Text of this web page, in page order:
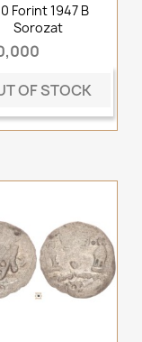
Forint 1947 B
Sorozat
OF STOCK